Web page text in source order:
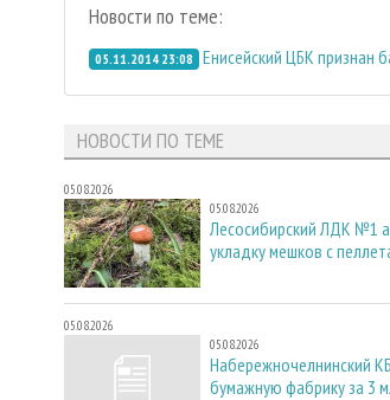
Новости по теме:
05.11.2014 23:08 Енисейский ЦБК признан
НОВОСТИ ПО ТЕМЕ
05.08.2026
05.08.2026
Лесосибирский ЛДК №1
укладку мешков с
05.08.2026
05.08.2026
Набережночелнинский
бумажную фабрику за 3